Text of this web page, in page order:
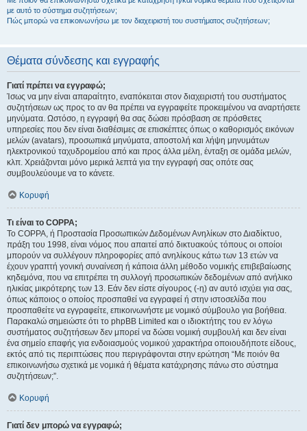
με αυτό το σύστημα συζητήσεων;
Πώς μπορώ να επικοινωνήσω με τον διαχειριστή του συστήματος συζητήσεων;
Θέματα σύνδεσης και εγγραφής
Γιατί πρέπει να εγγραφώ;
Ίσως να μην είναι απαραίτητο, εναπόκειται στον διαχειριστή του συστήματος
συζητήσεων ως προς το αν θα πρέπει να εγγραφείτε προκειμένου να αναρτήσετε
μηνύματα. Ωστόσο, η εγγραφή θα σας δώσει πρόσβαση σε πρόσθετες
υπηρεσίες που δεν είναι διαθέσιμες σε επισκέπτες όπως ο καθορισμός εικόνων
μελών (avatars), προσωπικά μηνύματα, αποστολή και λήψη μηνυμάτων
ηλεκτρονικού ταχυδρομείου από και προς άλλα μέλη, ένταξη σε ομάδα μελών,
κλπ. Χρειάζονται μόνο μερικά λεπτά για την εγγραφή σας οπότε σας
συμβουλεύουμε να το κάνετε.
Κορυφή
Τι είναι το COPPA;
Το COPPA, ή Προστασία Προσωπικών Δεδομένων Ανηλίκων στο Διαδίκτυο,
πράξη του 1998, είναι νόμος που απαιτεί από δικτυακούς τόπους οι οποίοι
μπορούν να συλλέγουν πληροφορίες από ανηλίκους κάτω των 13 ετών να
έχουν γραπτή γονική συναίνεση ή κάποια άλλη μέθοδο νομικής επιβεβαίωσης
κηδεμόνα, που να επιτρέπει τη συλλογή προσωπικών δεδομένων από ανήλικο
ηλικίας μικρότερης των 13. Εάν δεν είστε σίγουρος (-η) αν αυτό ισχύει για σας,
όπως κάποιος ο οποίος προσπαθεί να εγγραφεί ή στην ιστοσελίδα που
προσπαθείτε να εγγραφείτε, επικοινωνήστε με νομικό σύμβουλο για βοήθεια.
Παρακαλώ σημειώστε ότι το phpBB Limited και ο ιδιοκτήτης του εν λόγω
συστήματος συζητήσεων δεν μπορεί να δώσει νομική συμβουλή και δεν είναι
ένα σημείο επαφής για ενδοιασμούς νομικού χαρακτήρα οποιουδήποτε είδους,
εκτός από τις περιπτώσεις που περιγράφονται στην ερώτηση “Με ποιόν θα
επικοινωνήσω σχετικά με νομικά ή θέματα κατάχρησης πάνω στο σύστημα
συζητήσεων;”.
Κορυφή
Γιατί δεν μπορώ να εγγραφώ;